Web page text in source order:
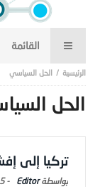
الحل السياسي
الحل
تركيا إلى
Editor
-
15